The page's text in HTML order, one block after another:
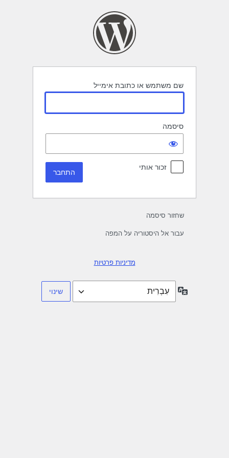
שם משתמש או כתובת אימייל
סיסמה
זכור אותי
שחזור סיסמה
עבור אל היסטוריה על המפה
מדיניות פרטיות
שפה